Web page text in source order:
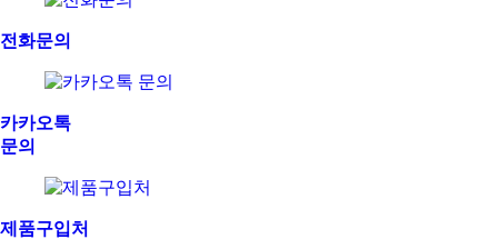
전화문의
카카오톡
문의
제품구입처